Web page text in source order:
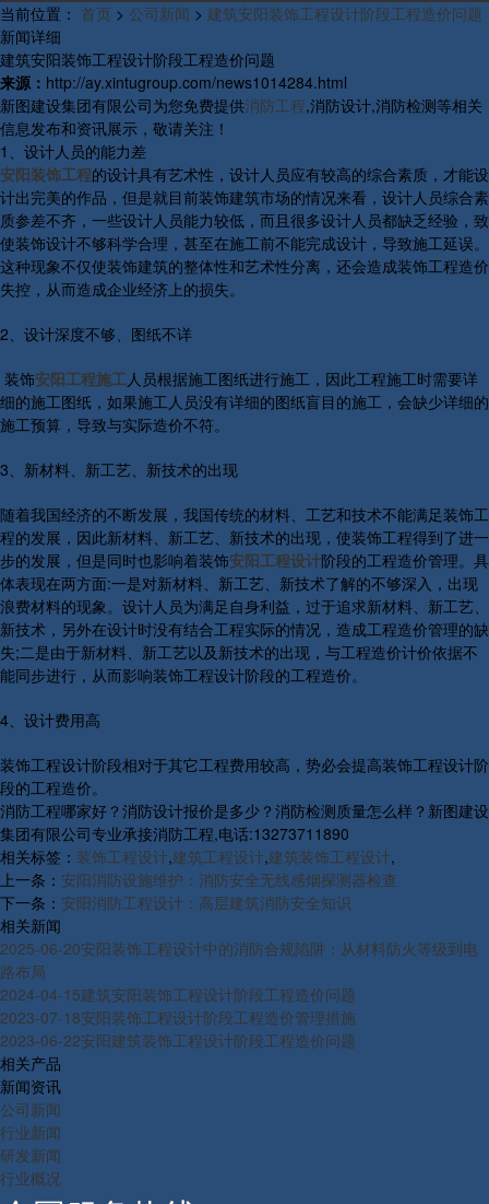
当前位置： 首页 > 公司新闻 > 建筑安阳装饰工程设计阶段工程造价问题
新闻详细
建筑安阳装饰工程设计阶段工程造价问题
来源： http://ay.xintugroup.com/news1014284.html
新图建设集团有限公司为您免费提供消防工程,消防设计,消防检测等相关
信息发布和资讯展示，敬请关注！
1、设计人员的能力差
安阳装饰工程的设计具有艺术性，设计人员应有较高的综合素质，才能设
计出完美的作品，但是就目前装饰建筑市场的情况来看，设计人员综合素
质参差不齐，一些设计人员能力较低，而且很多设计人员都缺乏经验，致
使装饰设计不够科学合理，甚至在施工前不能完成设计，导致施工延误。
这种现象不仅使装饰建筑的整体性和艺术性分离，还会造成装饰工程造价
失控，从而造成企业经济上的损失。
2、设计深度不够、图纸不详
装饰安阳工程施工 人员根据施工图纸进行施工，因此工程施工时需要详
细的施工图纸，如果施工人员没有详细的图纸盲目的施工，会缺少详细的
施工预算，导致与实际造价不符。
3、新材料、新工艺、新技术的出现
随着我国经济的不断发展，我国传统的材料、工艺和技术不能满足装饰工
程的发展，因此新材料、新工艺、新技术的出现，使装饰工程得到了进一
步的发展，但是同时也影响着装饰安阳工程设计阶段的工程造价管理。具
体表现在两方面:一是对新材料、新工艺、新技术了解的不够深入，出现
浪费材料的现象。设计人员为满足自身利益，过于追求新材料、新工艺、
新技术，另外在设计时没有结合工程实际的情况，造成工程造价管理的缺
失;二是由于新材料、新工艺以及新技术的出现，与工程造价计价依据不
能同步进行，从而影响装饰工程设计阶段的工程造价。
4、设计费用高
装饰工程设计阶段相对于其它工程费用较高，势必会提高装饰工程设计阶
段的工程造价。
消防工程哪家好？消防设计报价是多少？消防检测质量怎么样？新图建设
集团有限公司专业承接消防工程,电话:13273711890
相关标签： 装饰工程设计,建筑工程设计,建筑装饰工程设计,
上一条： 安阳消防设施维护：消防安全无线感烟探测器检查
下一条： 安阳消防工程设计：高层建筑消防安全知识
相关新闻
2025-06-20安阳装饰工程设计中的消防合规陷阱：从材料防火等级到电
路布局
2024-04-15建筑安阳装饰工程设计阶段工程造价问题
2023-07-18安阳装饰工程设计阶段工程造价管理措施
2023-06-22安阳建筑装饰工程设计阶段工程造价问题
相关产品
新闻资讯
公司新闻
行业新闻
研发新闻
行业概况